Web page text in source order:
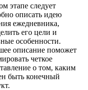
этапе следует
описать идею
ежедневника,
его цели и
особенности.
описание поможет
четкое
о том, каким
быть конечный